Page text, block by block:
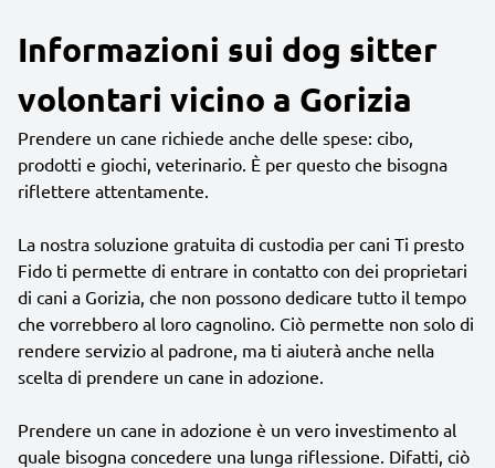
Informazioni sui dog sitter
volontari vicino a Gorizia
Prendere un cane richiede anche delle spese: cibo,
prodotti e giochi, veterinario. È per questo che bisogna
riflettere attentamente.
La nostra soluzione gratuita di custodia per cani Ti presto
Fido ti permette di entrare in contatto con dei proprietari
di cani a Gorizia, che non possono dedicare tutto il tempo
che vorrebbero al loro cagnolino. Ciò permette non solo di
rendere servizio al padrone, ma ti aiuterà anche nella
scelta di prendere un cane in adozione.
Prendere un cane in adozione è un vero investimento al
quale bisogna concedere una lunga riflessione. Difatti, ciò